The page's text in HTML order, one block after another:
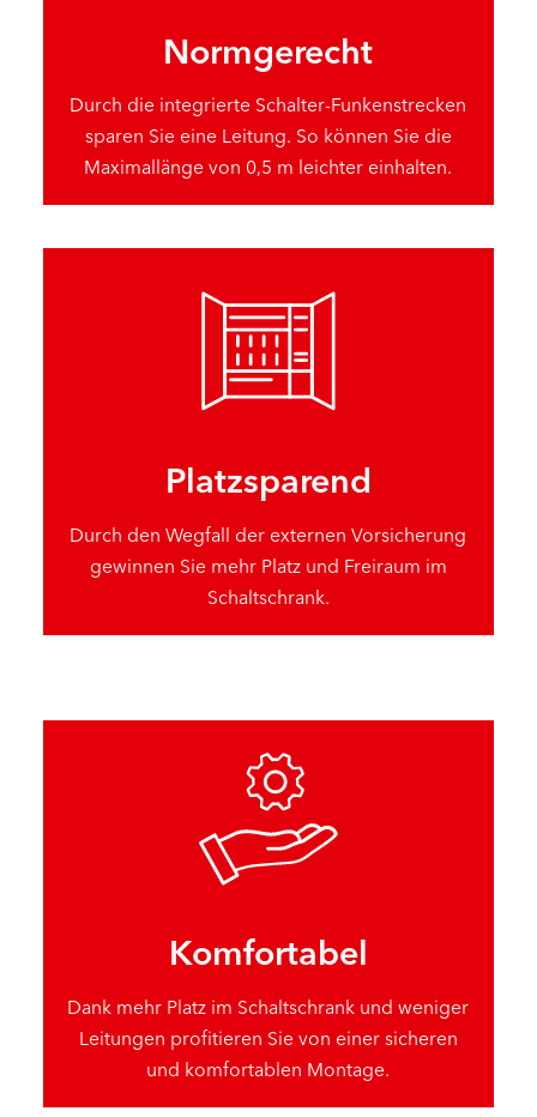
Normgerecht
Durch die integrierte Schalter-Funkenstrecken
sparen Sie eine Leitung. So können Sie die
Maximallänge von 0,5 m leichter einhalten.
Platzsparend
Durch den Wegfall der externen Vorsicherung
gewinnen Sie mehr Platz und Freiraum im
Schaltschrank.
Komfortabel
Dank mehr Platz im Schaltschrank und weniger
Leitungen profitieren Sie von einer sicheren
und komfortablen Montage.